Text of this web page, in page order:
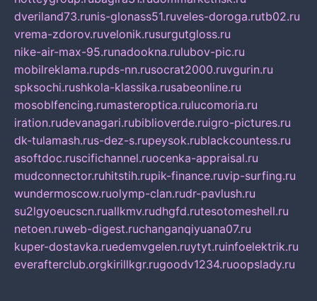
dveriland73.runis-glonass51.ruveles-doroga.rutb02.ru
vrema-zdorov.ruvelonik.rusurgutgloss.ru
nike-air-max-95.runadookna.rulubov-pic.ru
mobilreklama.rupds-nn.rusocrat2000.ruvgurin.ru
spksochi.rushkola-klassika.rusabeonline.ru
mosoblfencing.rumasteroptica.rulucomoria.ru
iration.rudevanagari.rubiblioverde.ruigro-pictures.ru
dk-tulamash.rus-dez-s.rupeysok.rublackcountess.ru
asoftdoc.ruscifichannel.ruocenka-appraisal.ru
mudconnector.ruhitstih.rupik-finance.ruvip-surfing.ru
wundermoscow.ruolymp-clan.rudr-pavlush.ru
su2lgyoeucscn.ruallkmv.rudhgfd.rutesotomeshell.ru
netoen.ruweb-digest.ruchanganqiyuana07.ru
kuper-dostavka.ruedemvgelen.ruytyt.ruinfoelektrik.ru
everafterclub.orgkirillkgr.rugoodv1234.ruoopslady.ru